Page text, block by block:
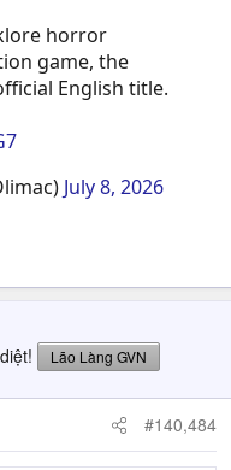
horror
game, the
English title.
July 8, 2026
Lão Làng GVN
#140,484